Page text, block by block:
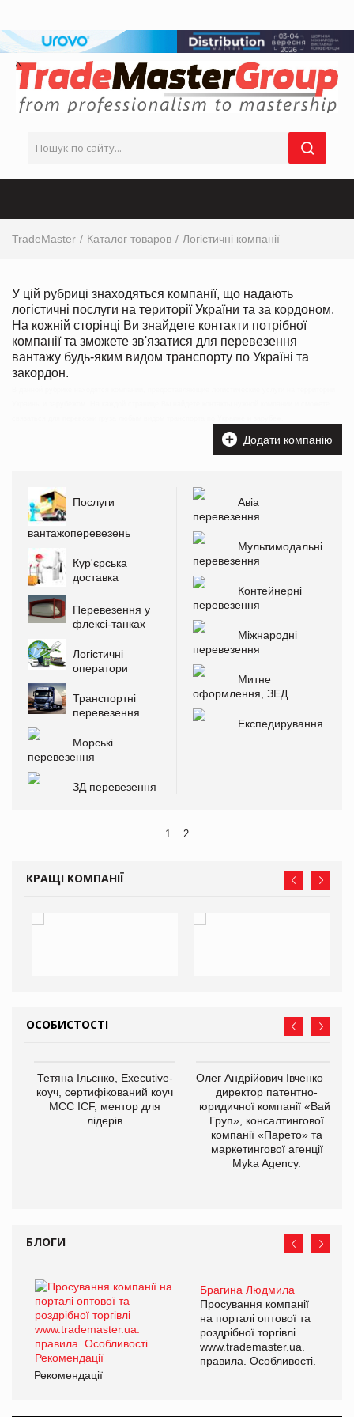
TradeMaster Каталог товаров Логістичні компанії
У цій рубриці знаходяться компанії, що надають
логістичні послуги на території України та за кордоном.
На кожній сторінці Ви знайдете контакти потрібної
компанії та зможете зв'язатися для перевезення
вантажу будь-яким видом транспорту по Україні та
закордон.
Додати компанію
Послуги
вантажоперевезень
Кур'єрська
доставка
Перевезення у
флексі-танках
Логістичні
оператори
Транспортні
перевезення
Морські
перевезення
ЗД перевезення
Авіа
перевезення
Мультимодальні
перевезення
Контейнерні
перевезення
Міжнародні
перевезення
Митне
оформлення, ЗЕД
Експедирування
1 2
КРАЩІ КОМПАНІЇ
ОСОБИСТОСТІ
Тетяна Ільєнко, Executive-
коуч, сертифікований коуч
МСС ICF, ментор для
лідерів
Олег Андрійович Івченко —
директор патентно-
юридичної компанії «Вайз
Груп», консалтингової
компанії «Парето» та
маркетингової агенції
Myka Agency.
БЛОГИ
Брагина Людмила
Просування компанії
на порталі оптової та
роздрібної торгівлі
www.trademaster.ua.
правила. Особливості.
Рекомендації